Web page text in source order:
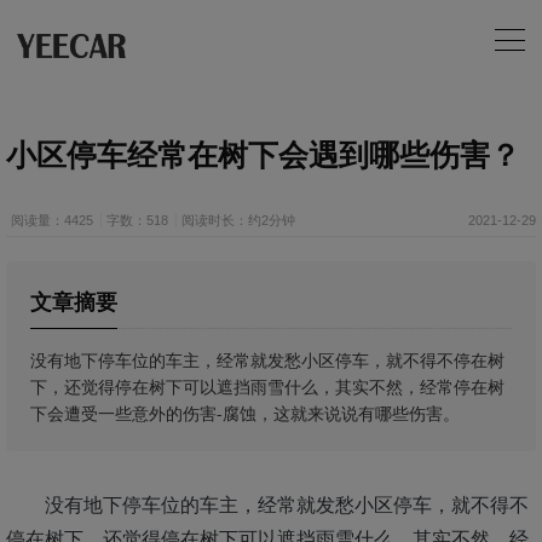
小区停车经常在树下会遇到哪些伤害？
阅读量：4425 字数：518 阅读时长：约2分钟 2021-12-29
文章摘要
​没有地下停车位的车主，经常就发愁小区停车，就不得不停在树
下，还觉得停在树下可以遮挡雨雪什么，其实不然，经常停在树
下会遭受一些意外的伤害-腐蚀，这就来说说有哪些伤害。
没有地下停车位的车主，经常就发愁小区停车，就不得不